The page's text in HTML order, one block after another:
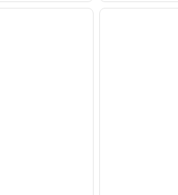
下一張圖片第 1 頁，共 12 頁